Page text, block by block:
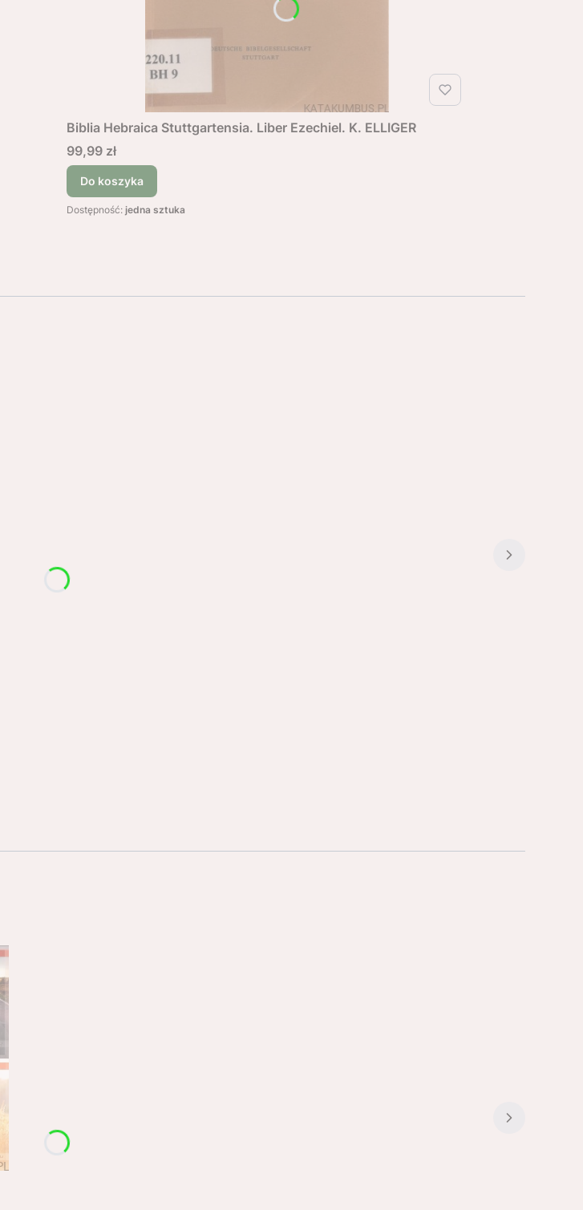
Biblia Hebraica Stuttgartensia. Liber Ezechiel. K. ELLIGER
Cena
99,99 zł
Do koszyka
Dostępność: jedna sztuka